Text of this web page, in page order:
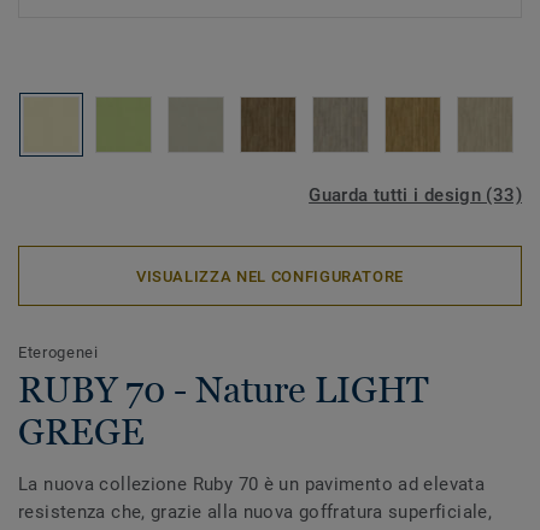
Guarda tutti i design (33)
VISUALIZZA NEL CONFIGURATORE
Eterogenei
RUBY 70 - Nature LIGHT
GREGE
La nuova collezione Ruby 70 è un pavimento ad elevata
resistenza che, grazie alla nuova goffratura superficiale,